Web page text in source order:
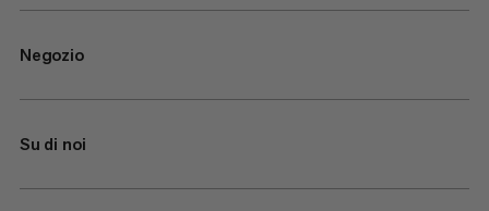
Negozio
Su di noi